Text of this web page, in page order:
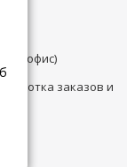
(офис)
заказов и